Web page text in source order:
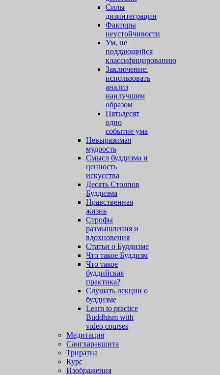
Силы
дизинтеграции
Факторы
неустойчивости
Ум, не
поддающийся
классифицированию
Заключение:
использовать
анализ
наилучшим
образом
Пятьдесят
одно
событие ума
Невыразимая
мудрость
Смысл буддизма и
ценность
искусства
Десять Столпов
Буддизма
Нравственная
жизнь
Строфы
размышления и
вдохновения
Статьи о Буддизме
Что такое Буддизм
Что такое
буддийская
практика?
Слушать лекции о
буддизме
Learn to practice
Buddhism with
video courses
Медитация
Сангхаракшита
Триратна
Курс
Изображения